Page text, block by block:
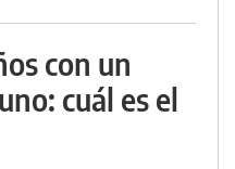
con un
cuál es el